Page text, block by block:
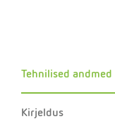
Tehnilised andmed
Kirjeldus